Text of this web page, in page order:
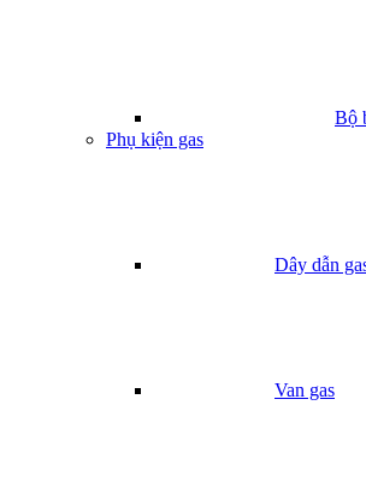
Bộ
Phụ kiện gas
Dây dẫn
Van gas